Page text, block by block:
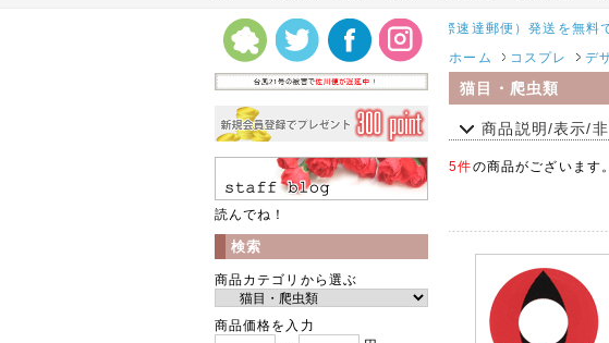
Kパケット（韓国の国際速達郵便）発送を無料で！
ホーム コスプレ デ
猫目・爬虫類
商品説明/表示/
5件の商品がございます。
読んでね！
検索
商品カテゴリから選ぶ
商品価格を入力